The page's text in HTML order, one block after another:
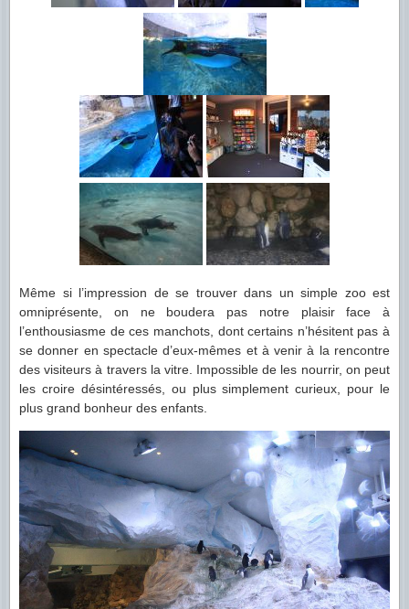
Même si l’impression de se trouver dans un simple zoo est
omniprésente, on ne boudera pas notre plaisir face à
l’enthousiasme de ces manchots, dont certains n’hésitent pas à
se donner en spectacle d’eux-mêmes et à venir à la rencontre
des visiteurs à travers la vitre. Impossible de les nourrir, on peut
les croire désintéressés, ou plus simplement curieux, pour le
plus grand bonheur des enfants.